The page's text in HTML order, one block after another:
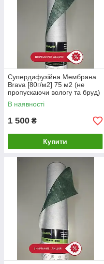
Ви можете в нас на сайті
Супердифузійна Мембрана
Brava [80г/м2] 75 м2 (не
пропускаючи вологу та бруд)
В наявності
1 500 ₴
Купити